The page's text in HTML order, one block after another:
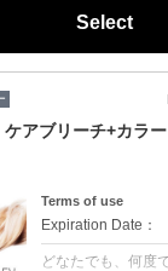
Select
ケアブリーチ+カラ
Terms of use
Expiration Date：
どなたでも、何度